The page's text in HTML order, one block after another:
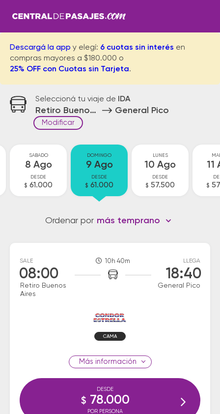
Descargá la app y elegí: 6 cuotas sin interés en
compras mayores a $180.000 o
25% OFF con Cuotas sin Tarjeta.
Seleccioná tu viaje de IDA
Retiro Buenos Aires General Pico
Modificar
SABADO
8 Ago
DESDE
$ 61.000
DOMINGO
9 Ago
DESDE
$ 61.000
LUNES
10 Ago
DESDE
$ 57.500
11
$
Ordenar por más temprano
SALE
08:00
Retiro Buenos
Aires
10h 40m LLEGA
18:40
General Pico
CAMA
información
DESDE
$ 78.000
POR PERSONA